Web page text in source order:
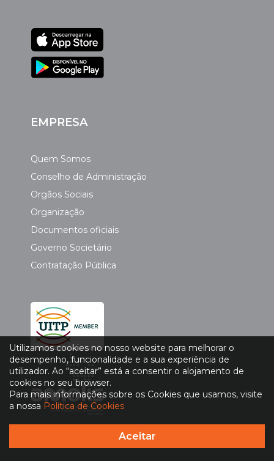
EMPRESA
Quem Somos
Conselho de Administração
Orgãos Sociais
Organização
Documentos oficiais
Governo Societário
Contratação Pública
Política de Privacidade|Política de Cookies
Utilizamos cookies no nosso website para melhorar o
desempenho, funcionalidade e a sua experiência de
utilizador. Ao “aceitar” está a consentir o alojamento de
cookies no seu browser.
Para mais informações sobre os Cookies que usamos, visite
a nossa Política de Cookies
Aceitar